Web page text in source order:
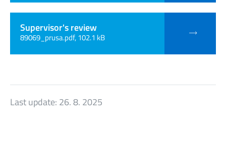
Supervisor's review
89069_prusa.pdf, 102.1 kB
Last update: 26. 8. 2025